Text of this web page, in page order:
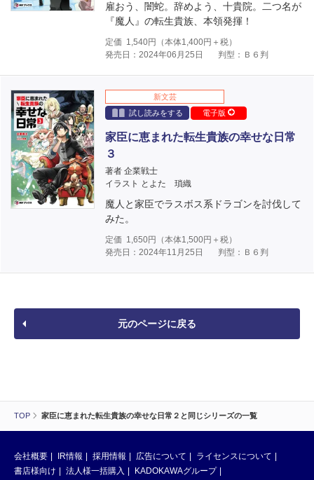
TOP 家臣に恵まれた転生貴族の幸せな日常２と同じシリーズの一覧
雇おう、闇蛇。辞めよう、十貴院。二つ名が
『魔人』の転生貴族、本領発揮！
定価 1,540円（本体1,400円＋税）
発売日：2024年06月25日
判型：Ｂ６判
新文芸
試し読みをする
電子版
家臣に恵まれた転生貴族の幸せな日常
３
著者 企業戦士
イラスト とよた 瑣織
魔人と家臣でラスボス系ドラゴンを討伐して
みた。
定価 1,650円（本体1,500円＋税）
発売日：2024年11月25日
判型：Ｂ６判
元のページに戻る
会社概要 IR情報 採用情報 広告について
ライセンスについて
書店様向け
法人様一括購入 KADOKAWAグループ